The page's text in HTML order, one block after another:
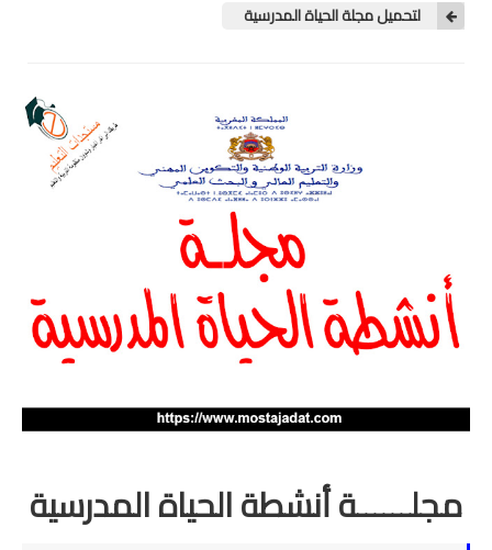
باكالوريا
التعليم عن بعد
لتحميل مجلة الحياة المدرسية
مجلــــــة أنشطة الحياة المدرسية